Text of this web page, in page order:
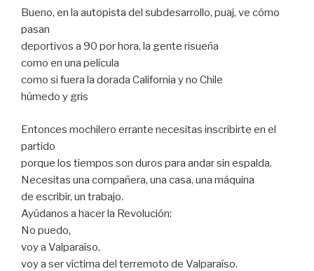
Bueno, en la autopista del subdesarrollo, puaj, ve cómo
pasan
deportivos a 90 por hora, la gente risueña
como en una película
como si fuera la dorada California y no Chile
húmedo y gris
Entonces mochilero errante necesitas inscribirte en el
partido
porque los tiempos son duros para andar sin espalda.
Necesitas una compañera, una casa, una máquina
de escribir, un trabajo.
Ayúdanos a hacer la Revolución:
No puedo,
voy a Valparaíso,
voy a ser víctima del terremoto de Valparaíso.